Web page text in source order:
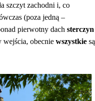
szczyt zachodni i, co
(poza jedną –
pierwotny dachsterczyn
wejścia, obecnie wszystkie są